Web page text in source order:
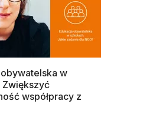
w
Zwiększyć
współpracy z